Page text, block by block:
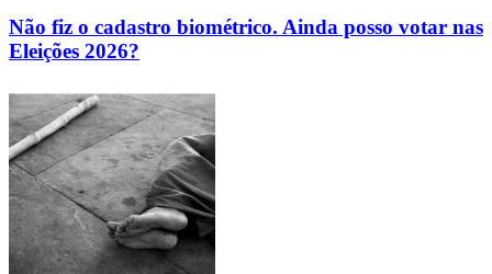
Não fiz o cadastro biométrico. Ainda posso votar nas
Eleições 2026?